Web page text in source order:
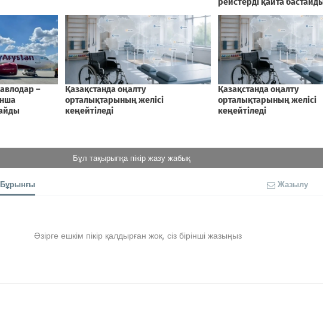
Бұл тақырыпқа пікір жазу жабық
Бұрынғы Жазылу
Әзірге ешкім пікір қалдырған жоқ, сіз бірінші жазыңыз